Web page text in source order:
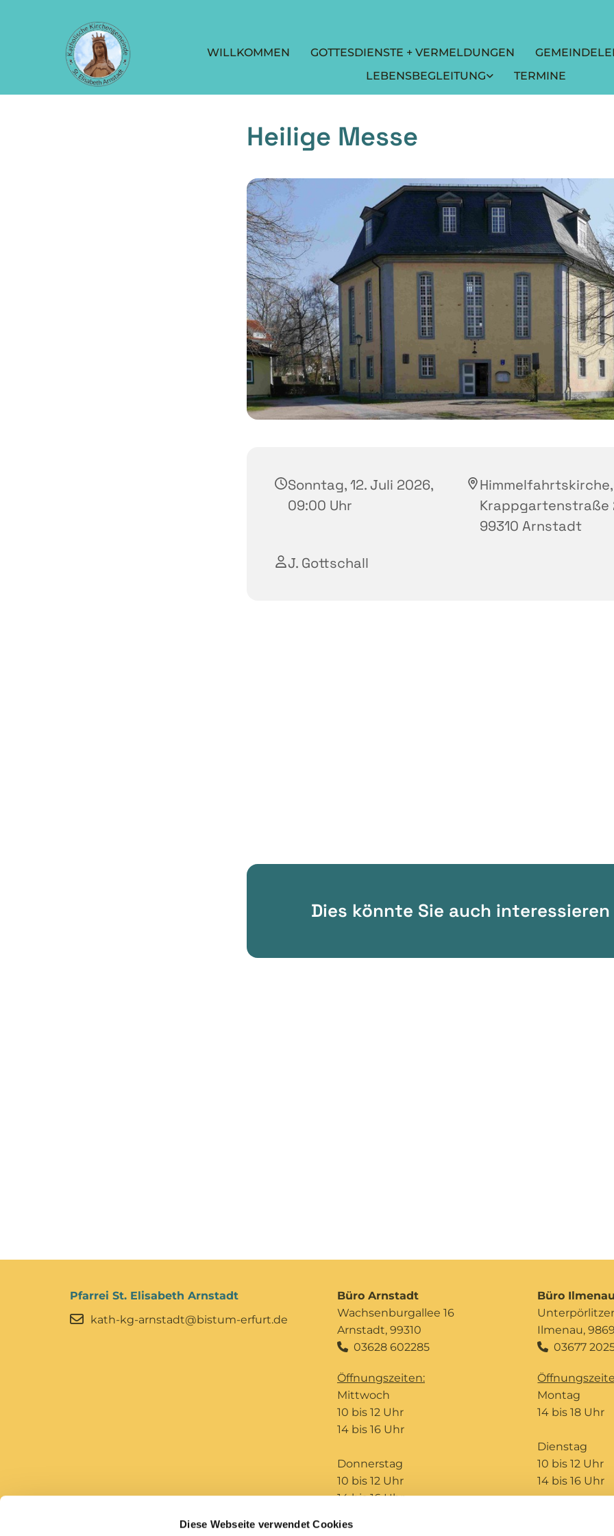
Diese Webseite verwendet Cookies
WILLKOMMEN GOTTESDIENSTE + VERMELDUNGEN
LEBENSBEGLEITUNG
TERMINE
Heilige Messe
Sonntag, 12. Juli 2026,
09:00 Uhr
Himmelfahrtskirche,
Krappgartenstraße
99310 Arnstadt
J. Gottschall
Dies könnte Sie auch interessieren
Pfarrei St. Elisabeth Arnstadt
kath-kg-arnstadt@bistum-erfurt.de
Büro Arnstadt
Wachsenburgallee 16
Arnstadt, 99310
03628 602285
Öffnungszeiten:
Mittwoch
10 bis 12 Uhr
14 bis 16 Uhr
Donnerstag
10 bis 12 Uhr
14 bis 16 Uhr
Büro
Unterpörlitzer
Ilmenau,
 03677
Montag
14 bis 18 Uhr
Dienstag
10 bis 12 Uhr
14 bis 16 Uhr